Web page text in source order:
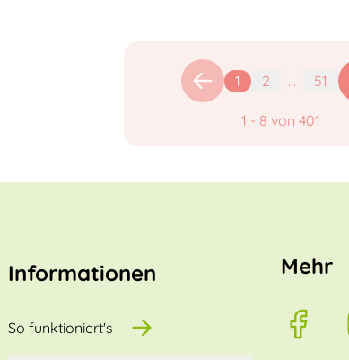
1 2 ... 51
1 - 8 von 401
Informationen
So funktioniert's
Mehr